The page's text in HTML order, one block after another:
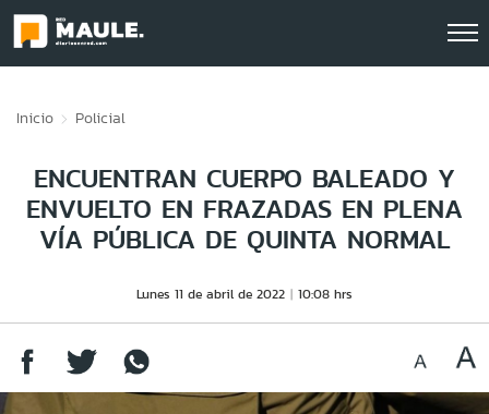
Inicio Policial
ENCUENTRAN CUERPO BALEADO Y
ENVUELTO EN FRAZADAS EN PLENA
VÍA PÚBLICA DE QUINTA NORMAL
Lunes 11 de abril de 2022 10:08 hrs